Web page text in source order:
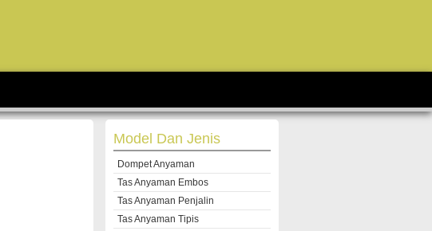
Model Dan Jenis
Dompet Anyaman
Tas Anyaman Embos
Tas Anyaman Penjalin
Tas Anyaman Tipis